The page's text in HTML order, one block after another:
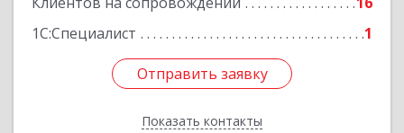
1С:Специалист
1
Отправить заявку
Показать контакты
Отправить заявку
Назад